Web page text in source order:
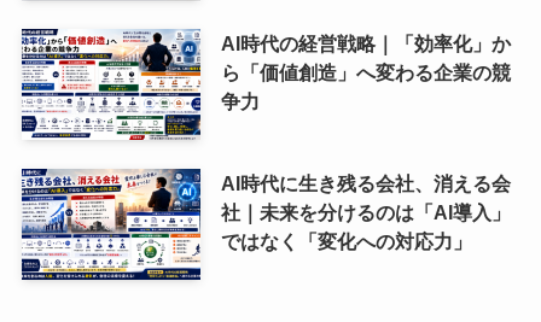
AI時代の経営戦略｜「効率化」か
ら「価値創造」へ変わる企業の競
争力
AI時代に生き残る会社、消える会
社｜未来を分けるのは「AI導入」
ではなく「変化への対応力」